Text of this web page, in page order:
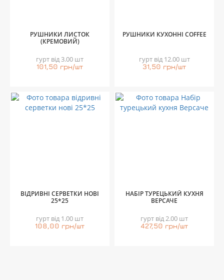
РУШНИКИ ЛИСТОК
(КРЕМОВИЙ)
гурт від 3.00 шт
101,50 грн/шт
РУШНИКИ КУХОННІ COFFEE
гурт від 12.00 шт
31,50 грн/шт
ВІДРИВНІ СЕРВЕТКИ НОВІ
25*25
гурт від 1.00 шт
108,00 грн/шт
НАБІР ТУРЕЦЬКИЙ КУХНЯ
ВЕРСАЧЕ
гурт від 2.00 шт
427,50 грн/шт